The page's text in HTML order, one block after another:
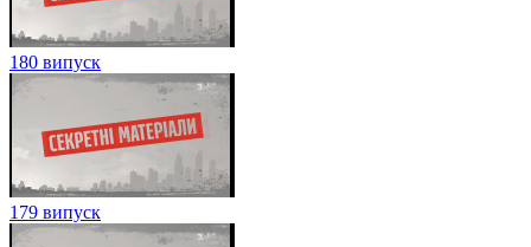
180 випуск
179 випуск